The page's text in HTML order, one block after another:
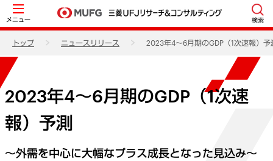
メニュー 検索
トップ ニュースリリース 2023年4～6月期のGDP（1次速報）予
2023年4～6月期のGDP（1次速
報）予測
～外需を中心に大幅なプラス成長となった見込み～